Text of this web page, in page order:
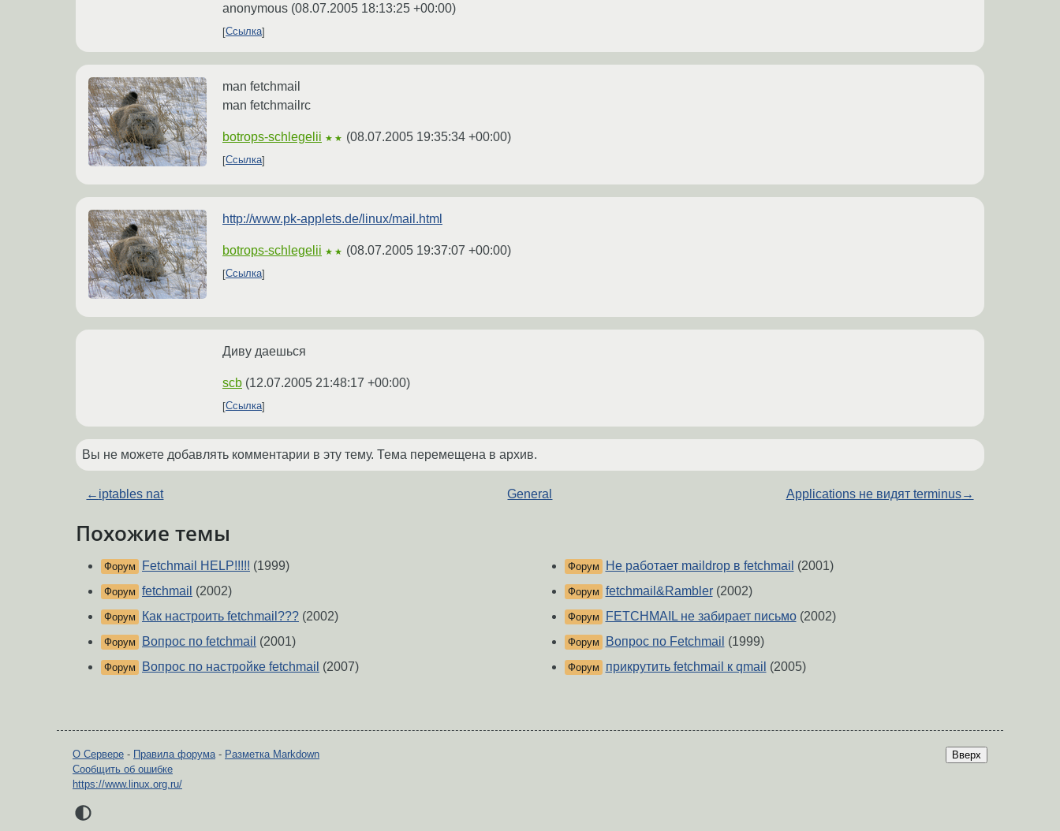
anonymous (08.07.2005 18:13:25 +00:00)
Ссылка
man fetchmail
man fetchmailrc
botrops-schlegelii ★★ (08.07.2005 19:35:34 +00:00)
Ссылка
http://www.pk-applets.de/linux/mail.html
botrops-schlegelii ★★ (08.07.2005 19:37:07 +00:00)
Ссылка
Диву даешься
scb (12.07.2005 21:48:17 +00:00)
Ссылка
Вы не можете добавлять комментарии в эту тему. Тема перемещена в архив.
← iptables nat General Applications не видят terminus→
Похожие темы
Форум Fetchmail HELP!!!!! (1999)
Форум fetchmail (2002)
Форум Как настроить fetchmail??? (2002)
Форум Вопрос по fetchmail (2001)
Форум Вопрос по настройке fetchmail (2007)
Форум Не работает maildrop в fetchmail (2001)
Форум fetchmail&Rambler(2002)
Форум FETCHMAIL не забирает письмо(2002)
Форум Вопрос по Fetchmail (1999)
Форум прикрутить fetchmail к qmail (2005)
Вверх
О Сервере - Правила форума- Разметка Markdown
Сообщить об ошибке
https://www.linux.org.ru/